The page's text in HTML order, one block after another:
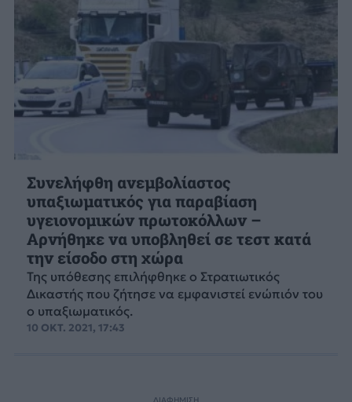
Συνελήφθη ανεμβολίαστος
υπαξιωματικός για παραβίαση
υγειονομικών πρωτοκόλλων –
Αρνήθηκε να υποβληθεί σε τεστ κατά
την είσοδο στη χώρα
Της υπόθεσης επιλήφθηκε ο Στρατιωτικός
Δικαστής που ζήτησε να εμφανιστεί ενώπιόν του
ο υπαξιωματικός.
10 ΟΚΤ. 2021, 17:43